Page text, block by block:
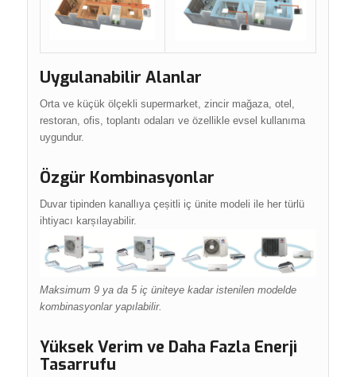
Uygulanabilir Alanlar
Orta ve küçük ölçekli supermarket, zincir mağaza, otel,
restoran, ofis, toplantı odaları ve özellikle evsel kullanıma
uygundur.
Özgür Kombinasyonlar
Duvar tipinden kanallıya çeșitli iç ünite modeli ile her türlü
ihtiyacı karșılayabilir.
Maksimum 9 ya da 5 iç üniteye kadar istenilen modelde
kombinasyonlar yapılabilir.
Yüksek Verim ve Daha Fazla Enerji
Tasarrufu